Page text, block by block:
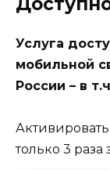
Услуга
мобильной
России – в
только 3 раза